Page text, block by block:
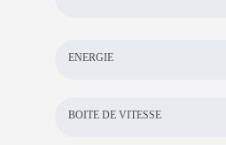
ENERGIE
BOITE DE VITESSE